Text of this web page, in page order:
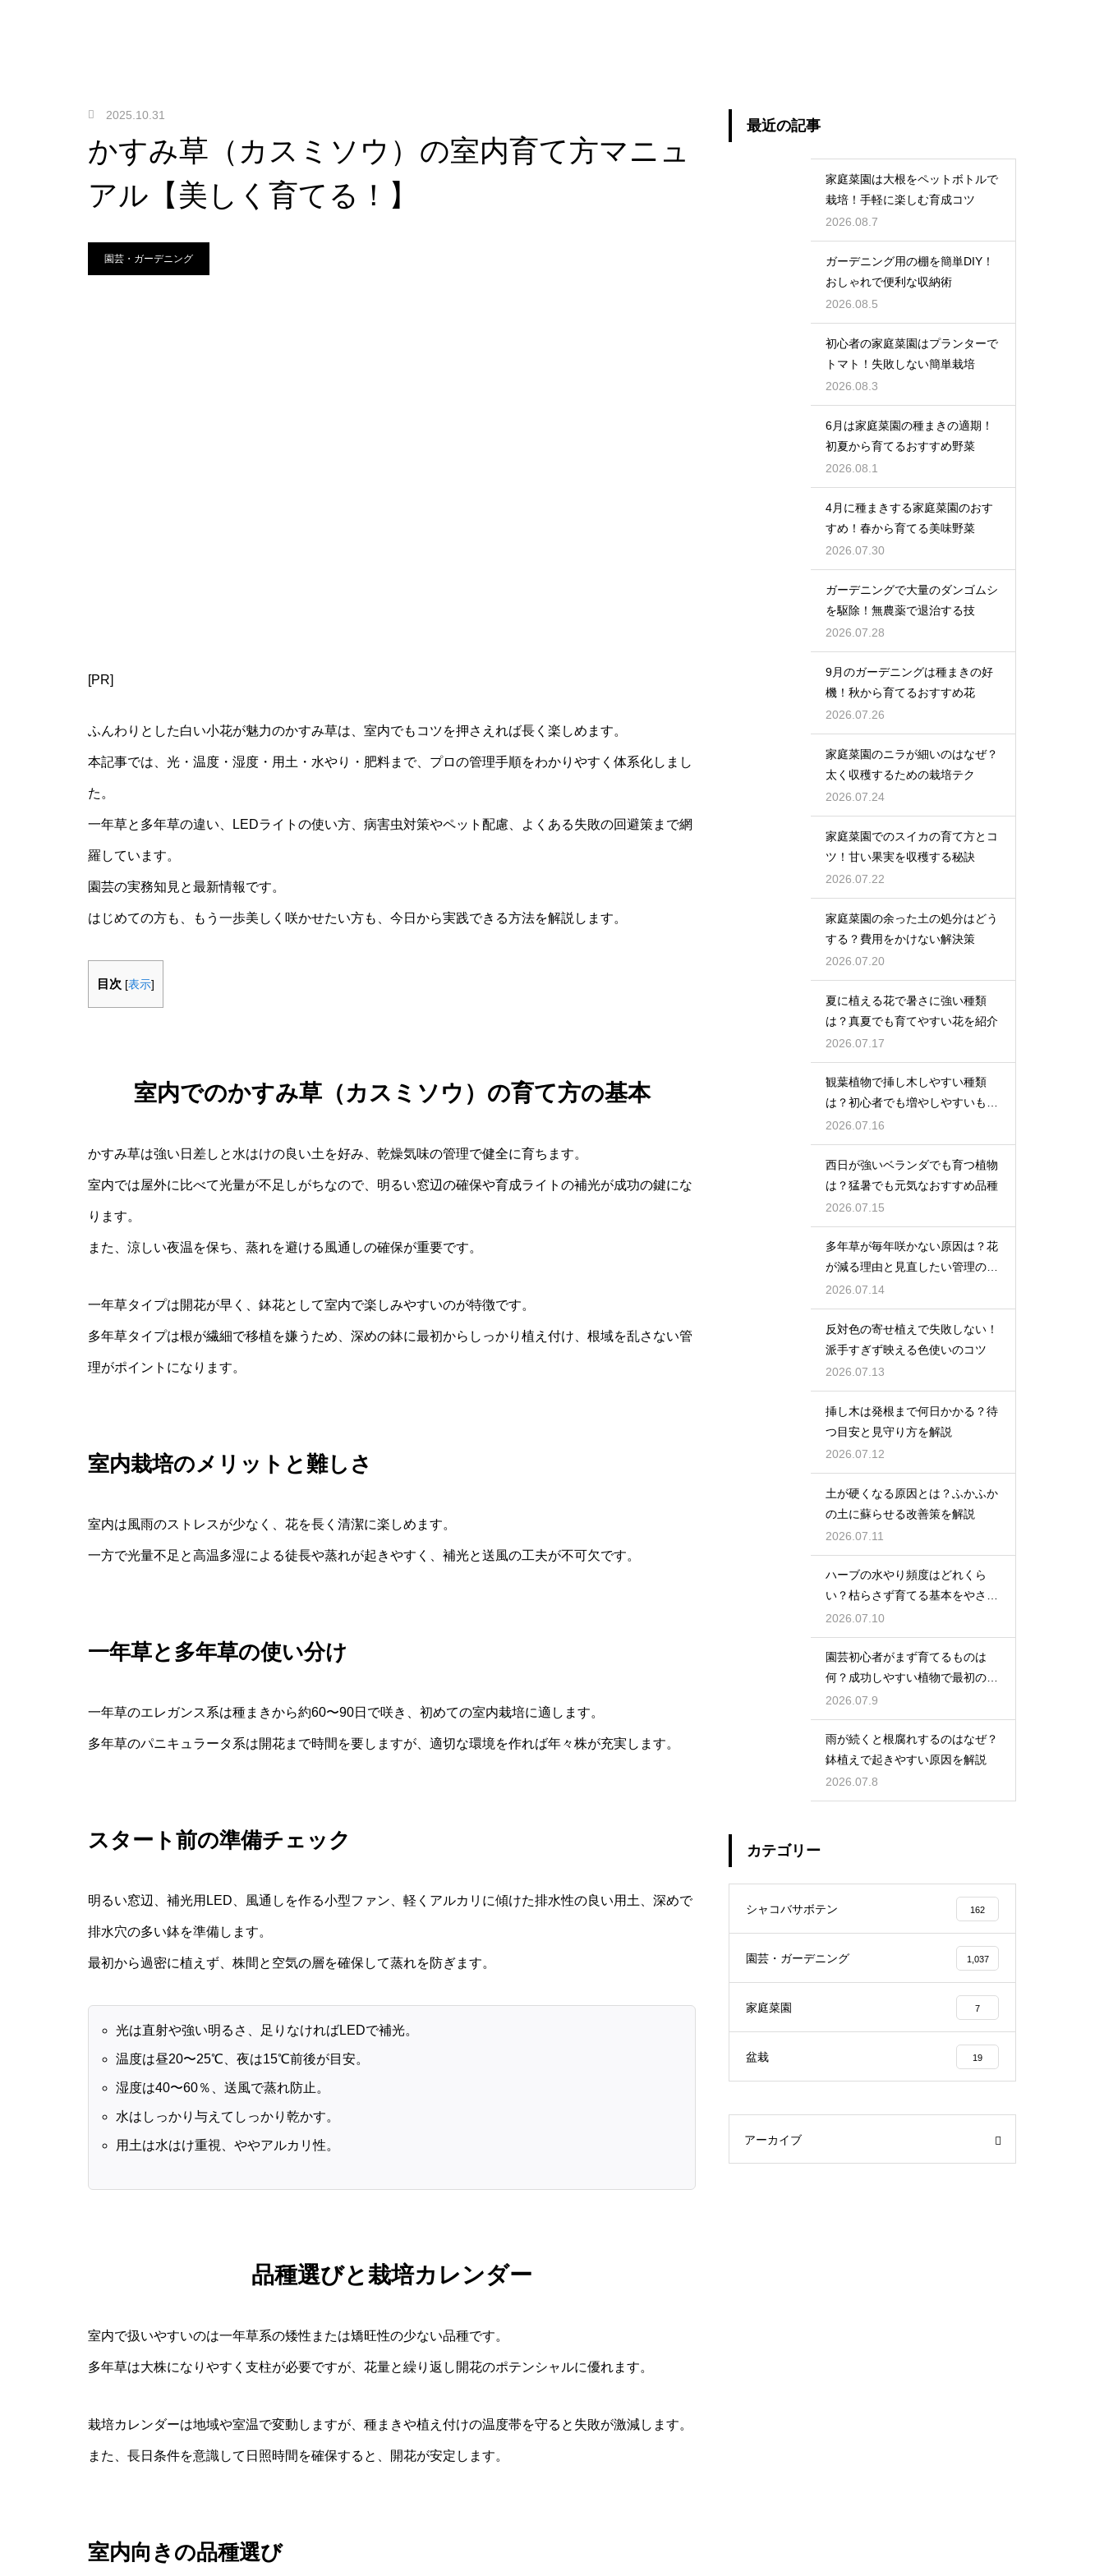
2025.10.31
かすみ草（カスミソウ）の室内育て方マニュ
アル【美しく育てる！】
園芸・ガーデニング
[PR]
ふんわりとした白い小花が魅力のかすみ草は、室内でもコツを押さえれば長く楽しめます。
本記事では、光・温度・湿度・用土・水やり・肥料まで、プロの管理手順をわかりやすく体系化しまし
た。
一年草と多年草の違い、LEDライトの使い方、病害虫対策やペット配慮、よくある失敗の回避策まで網
羅しています。
園芸の実務知見と最新情報です。
はじめての方も、もう一歩美しく咲かせたい方も、今日から実践できる方法を解説します。
目次 [表示]
室内でのかすみ草（カスミソウ）の育て方の基本
かすみ草は強い日差しと水はけの良い土を好み、乾燥気味の管理で健全に育ちます。
室内では屋外に比べて光量が不足しがちなので、明るい窓辺の確保や育成ライトの補光が成功の鍵にな
ります。
また、涼しい夜温を保ち、蒸れを避ける風通しの確保が重要です。
一年草タイプは開花が早く、鉢花として室内で楽しみやすいのが特徴です。
多年草タイプは根が繊細で移植を嫌うため、深めの鉢に最初からしっかり植え付け、根域を乱さない管
理がポイントになります。
室内栽培のメリットと難しさ
室内は風雨のストレスが少なく、花を長く清潔に楽しめます。
一方で光量不足と高温多湿による徒長や蒸れが起きやすく、補光と送風の工夫が不可欠です。
一年草と多年草の使い分け
一年草のエレガンス系は種まきから約60〜90日で咲き、初めての室内栽培に適します。
多年草のパニキュラータ系は開花まで時間を要しますが、適切な環境を作れば年々株が充実します。
スタート前の準備チェック
明るい窓辺、補光用LED、風通しを作る小型ファン、軽くアルカリに傾けた排水性の良い用土、深めで
排水穴の多い鉢を準備します。
最初から過密に植えず、株間と空気の層を確保して蒸れを防ぎます。
光は直射や強い明るさ、足りなければLEDで補光。
温度は昼20〜25℃、夜は15℃前後が目安。
湿度は40〜60％、送風で蒸れ防止。
水はしっかり与えてしっかり乾かす。
用土は水はけ重視、ややアルカリ性。
品種選びと栽培カレンダー
室内で扱いやすいのは一年草系の矮性または矯旺性の少ない品種です。
多年草は大株になりやすく支柱が必要ですが、花量と繰り返し開花のポテンシャルに優れます。
栽培カレンダーは地域や室温で変動しますが、種まきや植え付けの温度帯を守ると失敗が激減します。
また、長日条件を意識して日照時間を確保すると、開花が安定します。
室内向きの品種選び
最近の記事
家庭菜園は大根をペットボトルで
栽培！手軽に楽しむ育成コツ
2026.08.7
ガーデニング用の棚を簡単DIY！
おしゃれで便利な収納術
2026.08.5
初心者の家庭菜園はプランターで
トマト！失敗しない簡単栽培
2026.08.3
6月は家庭菜園の種まきの適期！
初夏から育てるおすすめ野菜
2026.08.1
4月に種まきする家庭菜園のおす
すめ！春から育てる美味野菜
2026.07.30
ガーデニングで大量のダンゴムシ
を駆除！無農薬で退治する技
2026.07.28
9月のガーデニングは種まきの好
機！秋から育てるおすすめ花
2026.07.26
家庭菜園のニラが細いのはなぜ？
太く収穫するための栽培テク
2026.07.24
家庭菜園でのスイカの育て方とコ
ツ！甘い果実を収穫する秘訣
2026.07.22
家庭菜園の余った土の処分はどう
する？費用をかけない解決策
2026.07.20
夏に植える花で暑さに強い種類
は？真夏でも育てやすい花を紹介
2026.07.17
観葉植物で挿し木しやすい種類
は？初心者でも増やしやすいもの
を紹介
2026.07.16
西日が強いベランダでも育つ植物
は？猛暑でも元気なおすすめ品種
2026.07.15
多年草が毎年咲かない原因は？花
が減る理由と見直したい管理のコ
ツ
2026.07.14
反対色の寄せ植えで失敗しない！
派手すぎず映える色使いのコツ
2026.07.13
挿し木は発根まで何日かかる？待
つ目安と見守り方を解説
2026.07.12
土が硬くなる原因とは？ふかふか
の土に蘇らせる改善策を解説
2026.07.11
ハーブの水やり頻度はどれくら
い？枯らさず育てる基本をやさし
く紹介
2026.07.10
園芸初心者がまず育てるものは
何？成功しやすい植物で最初の一
歩を踏み出そう
2026.07.9
雨が続くと根腐れするのはなぜ？
鉢植えで起きやすい原因を解説
2026.07.8
カテゴリー
シャコバサボテン 162
園芸・ガーデニング 1,037
家庭菜園 7
盆栽 19
アーカイブ